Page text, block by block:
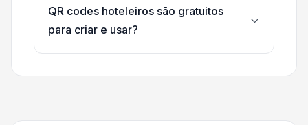
QR codes hoteleiros são gratuitos
para criar e usar?